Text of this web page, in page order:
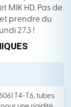
HD. Pas de
prendre du
27.3 !
T4-T6, tubes